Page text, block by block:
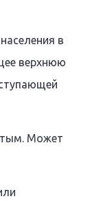
в
верхнюю
Может